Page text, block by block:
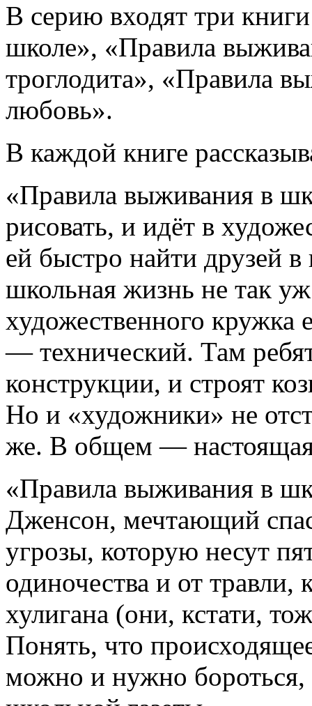
В серию входят три
школе», «Правила
троглодита», «Правила
любовь».
В каждой книге
«Правила выживания в
рисовать, и идёт в
ей быстро найти друзей
школьная жизнь не так
художественного кружка
— технический. Там
конструкции, и строят
Но и «художники» не
же. В общем —
«Правила выживания в
Дженсон, мечтающий
угрозы, которую несут
одиночества и от травли,
хулигана (они, кстати,
Понять, что
можно и нужно бороться,